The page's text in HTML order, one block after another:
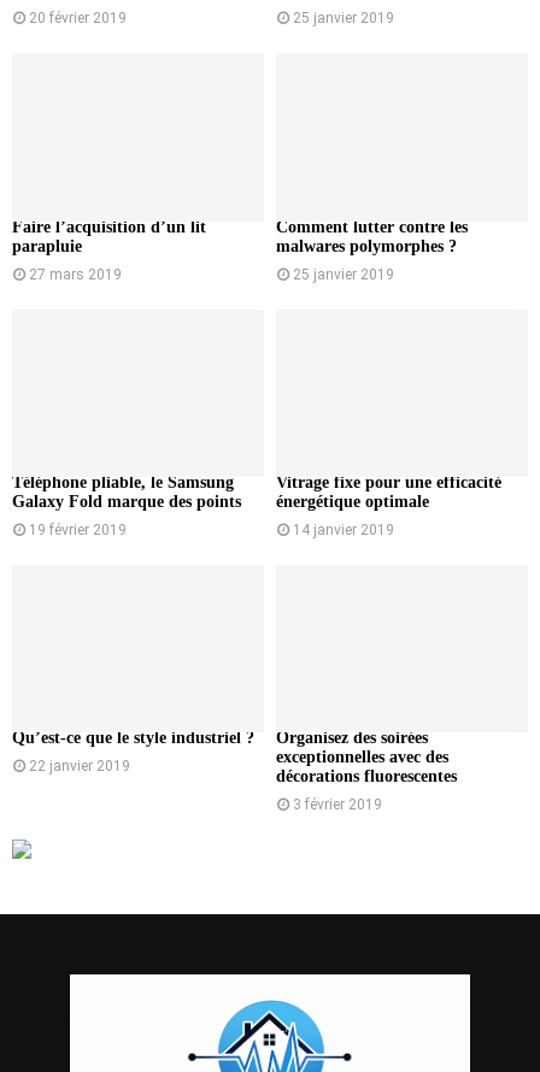
20 février 2019 25 janvier 2019
Faire l’acquisition d’un lit
parapluie
27 mars 2019
Comment lutter contre les
malwares polymorphes ?
25 janvier 2019
Téléphone pliable, le Samsung
Galaxy Fold marque des points
19 février 2019
Vitrage fixe pour une efficacité
énergétique optimale
14 janvier 2019
Qu’est-ce que le style industriel ?
22 janvier 2019
Organisez des soirées
exceptionnelles avec des
décorations fluorescentes
3 février 2019